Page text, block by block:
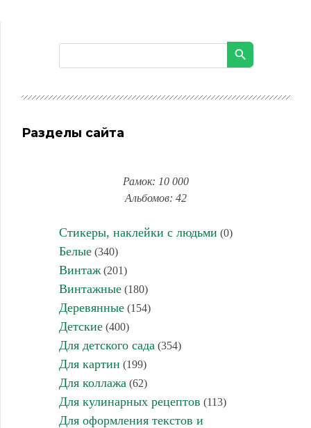
Разделы сайта
Рамок: 10 000
Альбомов: 42
Стикеры, наклейки с людьми (0)
Белые(340)
Винтаж(201)
Винтажные(180)
Деревянные(154)
Детские(400)
Для детского сада (354)
Для картин (199)
Для коллажа (62)
Для кулинарных рецептов (113)
Для оформления текстов и